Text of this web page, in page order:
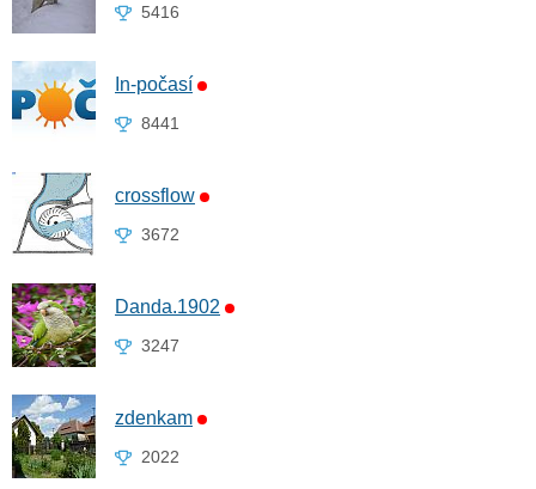
5416
In-počasí
8441
crossflow
3672
Danda.1902
3247
zdenkam
2022